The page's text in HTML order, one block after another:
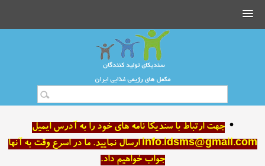
• جهت ارتباط با سندیکا نامه های خود را به آدرس ایمیل
info.idsms@gmail.com ارسال نمایید. ما در اسرع وقت به آنها
جواب خواهیم داد.